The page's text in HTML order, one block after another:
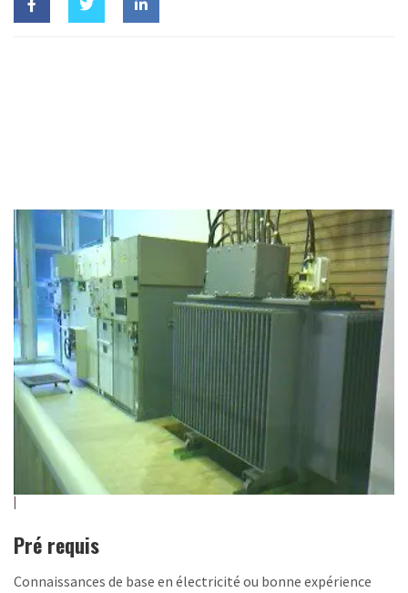
Pré requis
Connaissances de base en électricité ou bonne expérience